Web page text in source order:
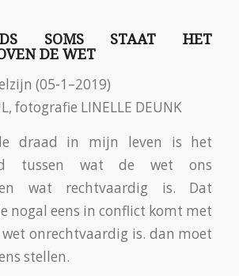
SOMS STAAT HET
DE WET
(05-1–2019)
fotografie LINELLE DEUNK
draad in mijn leven is het
tussen wat de wet ons
wat rechtvaardig is. Dat
nogal eens in conflict komt met
wet onrechtvaardig is. dan moet
stellen.